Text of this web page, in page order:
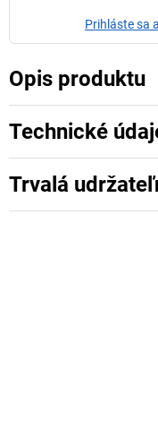
Prihláste sa
Opis produktu
Technické
Trvalá